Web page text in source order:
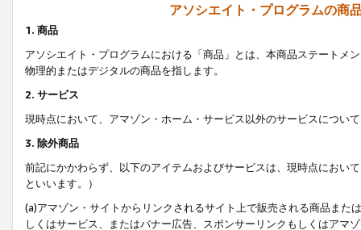
アソシエイト・プログラムの商
1. 商品
アソシエイト・プログラムにおける「商品」とは、本商品ステートメ
物理的またはデジタルの商品を指します。
2. サービス
現時点において、アマゾン・ホーム・サービス以外のサービスについ
3. 除外商品
前記にかかわらず、以下のアイテムおよびサービスは、現時点におい
といいます。）
(a)アマゾン・サイトからリンクされるサイト上で販売される商品ま
しくはサービス、またはバナー広告、スポンサーリンクもしくはアマ